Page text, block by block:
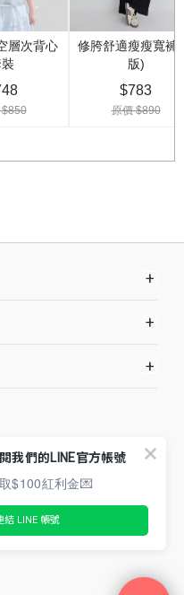
+
+
+
我們的LINE官方帳號
$100紅利金💌
結 LINE 帳號